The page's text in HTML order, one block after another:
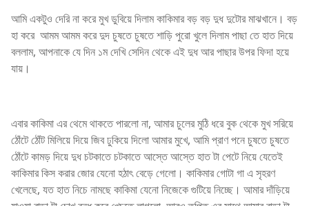
আমি একটুও দেরি না করে মুখ ডুবিয়ে দিলাম কাকিমার বড় বড় দুধ দুটোর মাঝখানে। বড়
হা করে আমম আমম করে দুদ চুষতে চুষতে শাড়ি পুরো খুলে দিলাম পাছা তে হাত দিয়ে
বললাম, আপনাকে যে দিন ১ম দেখি সেদিন থেকে এই দুধ আর পাছার উপর ফিদা হয়ে
যায়।
এবার কাকিমা এর থেমে থাকতে পারলো না, আমার চুলের মুঠি ধরে বুক থেকে মুখ সরিয়ে
ঠোঁটে ঠোঁট মিলিয়ে দিয়ে জিব ঢুকিয়ে দিলো আমার মুখে, আমি প্রাণ পনে চুষতে চুষতে
ঠোঁটে কামড় দিয়ে দুধ চটকাতে চটকাতে আস্তে আস্তে হাত টা পেটে নিয়ে যেতেই
কাকিমার কিস করার জোর যেনো হঠাৎ বেড়ে গেলো। কাকিমার গোটা গা এ সৃহরণ
খেলেছে, যত হাত নিচে নামছে কাকিমা যেনো নিজেকে গুটিয়ে নিচ্ছে। আমার দাঁড়িয়ে